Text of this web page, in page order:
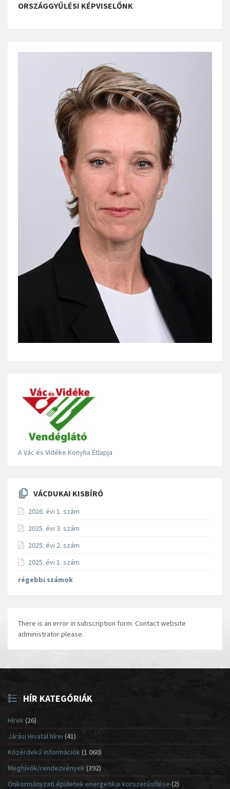
ORSZÁGGYŰLÉSI KÉPVISELŐNK
A Vác és Vidéke Konyha Étlapja
VÁCDUKAI KISBÍRÓ
2026. évi 1. szám
2025. évi 3. szám
2025. évi 2. szám
2025. évi 1. szám
régebbi számok
There is an error in subscription form. Contact website
administrator please.
HÍR KATEGÓRIÁK
Hírek(26)
Járási Hivatal hírei (41)
Közérdekű információk(1 060)
Meghívók/rendezvények (392)
Önkormányzati épületek energetikai korszerűsítése (2)